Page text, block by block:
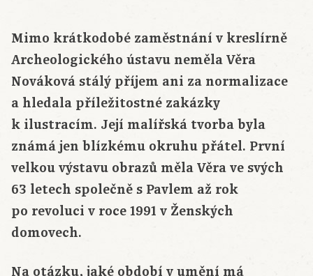
Mimo krátkodobé zaměstnání v kreslírně
Archeologického ústavu neměla Věra
Nováková stálý příjem ani za normalizace
a hledala příležitostné zakázky
k ilustracím. Její malířská tvorba byla
známá jen blízkému okruhu přátel. První
velkou výstavu obrazů měla Věra ve svých
63 letech společně s Pavlem až rok
po revoluci v roce 1991 v Ženských
domovech.
Na otázku, jaké období v umění má